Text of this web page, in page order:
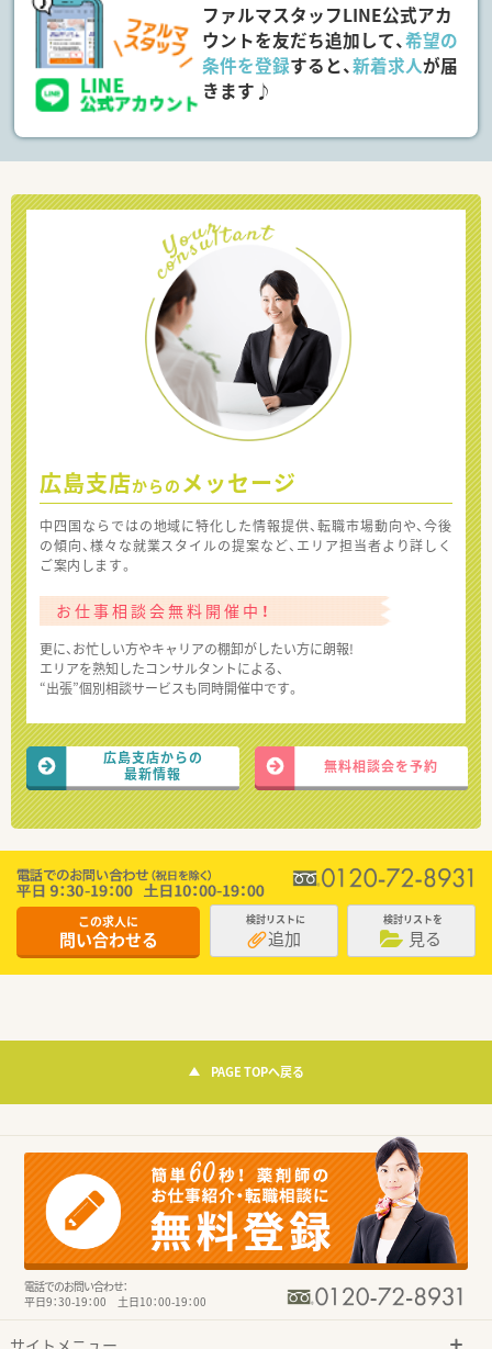
ファルマスタッフLINE公式アカ
ウントを友だち追加して、希望の
条件を登録すると、新着求人が届
きます♪
広島支店からの メッセージ
中四国ならではの地域に特化した情報提供、転職市場動向や、今後
の傾向、様々な就業スタイルの提案など、エリア担当者より詳しく
ご案内します。
お仕事相談会無料開催中！
更に、お忙しい方やキャリアの棚卸がしたい方に朗報!
エリアを熟知したコンサルタントによる、
“出張”個別相談サービスも同時開催中です。
広島支店からの
最新情報
無料相談会を予約
この求人に
問い合わせる
検討リストに
追加
検討リストを
見る
PAGE TOPへ戻る
電話でのお問い合わせ：
平日9：30-19：00 土日10：00-19：00
サイトメニュー